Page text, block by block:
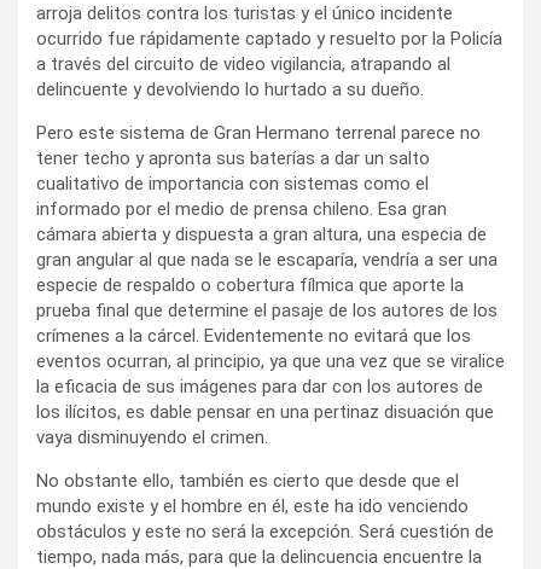
arroja delitos contra los turistas y el único incidente
ocurrido fue rápidamente captado y resuelto por la Policía
a través del circuito de video vigilancia, atrapando al
delincuente y devolviendo lo hurtado a su dueño.
Pero este sistema de Gran Hermano terrenal parece no
tener techo y apronta sus baterías a dar un salto
cualitativo de importancia con sistemas como el
informado por el medio de prensa chileno. Esa gran
cámara abierta y dispuesta a gran altura, una especia de
gran angular al que nada se le escaparía, vendría a ser una
especie de respaldo o cobertura fílmica que aporte la
prueba final que determine el pasaje de los autores de los
crímenes a la cárcel. Evidentemente no evitará que los
eventos ocurran, al principio, ya que una vez que se viralice
la eficacia de sus imágenes para dar con los autores de
los ilícitos, es dable pensar en una pertinaz disuación que
vaya disminuyendo el crimen.
No obstante ello, también es cierto que desde que el
mundo existe y el hombre en él, este ha ido venciendo
obstáculos y este no será la excepción. Será cuestión de
tiempo, nada más, para que la delincuencia encuentre la